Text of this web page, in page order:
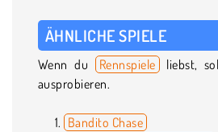
ÄHNLICHE SPIELE
Wenn du Rennspiele liebst,
ausprobieren.
Bandito Chase